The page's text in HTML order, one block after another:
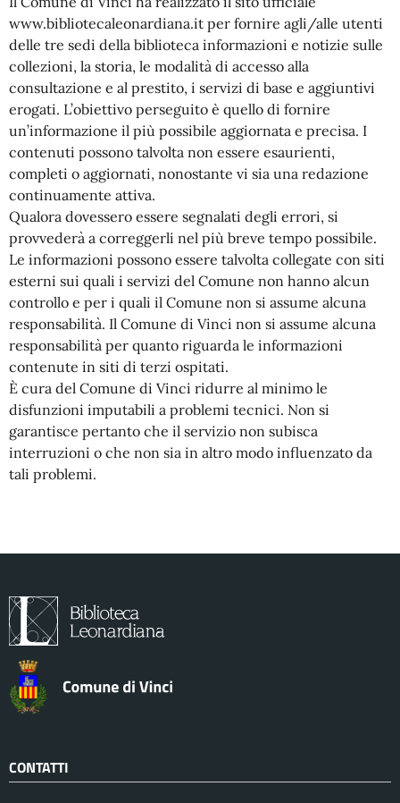
www.bibliotecaleonardiana.it per fornire agli/alle utenti
delle tre sedi della biblioteca informazioni e notizie sulle
collezioni, la storia, le modalità di accesso alla
consultazione e al prestito, i servizi di base e aggiuntivi
erogati. L’obiettivo perseguito è quello di fornire
un’informazione il più possibile aggiornata e precisa. I
contenuti possono talvolta non essere esaurienti,
completi o aggiornati, nonostante vi sia una redazione
continuamente attiva.
Qualora dovessero essere segnalati degli errori, si
provvederà a correggerli nel più breve tempo possibile.
Le informazioni possono essere talvolta collegate con siti
esterni sui quali i servizi del Comune non hanno alcun
controllo e per i quali il Comune non si assume alcuna
responsabilità. Il Comune di Vinci non si assume alcuna
responsabilità per quanto riguarda le informazioni
contenute in siti di terzi ospitati.
È cura del Comune di Vinci ridurre al minimo le
disfunzioni imputabili a problemi tecnici. Non si
garantisce pertanto che il servizio non subisca
interruzioni o che non sia in altro modo influenzato da
tali problemi.
CONTATTI